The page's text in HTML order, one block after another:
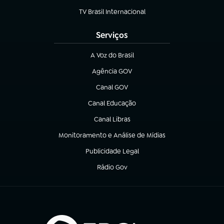
TV Brasil Internacional
(abre em nova aba)
Serviços
A Voz do Brasil
(abre em nova aba)
Agência GOV
(abre em nova aba)
Canal GOV
(abre em nova aba)
Canal Educação
(abre em nova aba)
Canal Libras
(abre em nova aba)
Monitoramento e Análise de Mídias
(abre em nova aba)
Publicidade Legal
(abre em nova aba)
Rádio Gov
(abre em nova aba)